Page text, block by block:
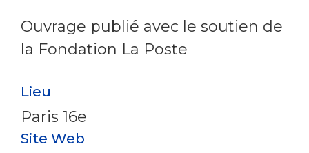
Ouvrage publié avec le soutien de
la Fondation La Poste
Lieu
Paris 16e
Site Web